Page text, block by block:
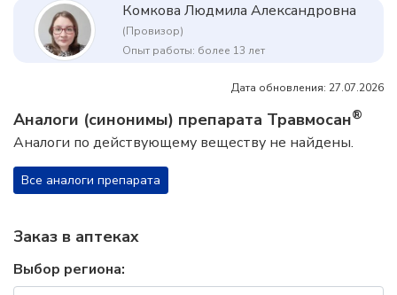
Комкова Людмила Александровна
(Провизор)
Опыт работы: более 13 лет
Дата обновления: 27.07.2026
Аналоги (синонимы) препарата Травмосан®
Аналоги по действующему веществу не найдены.
Все аналоги препарата
Заказ в аптеках
Выбор региона: